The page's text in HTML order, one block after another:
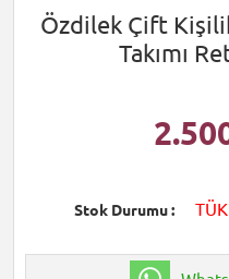
Özdilek Çift
Takımı
Stok Durumu